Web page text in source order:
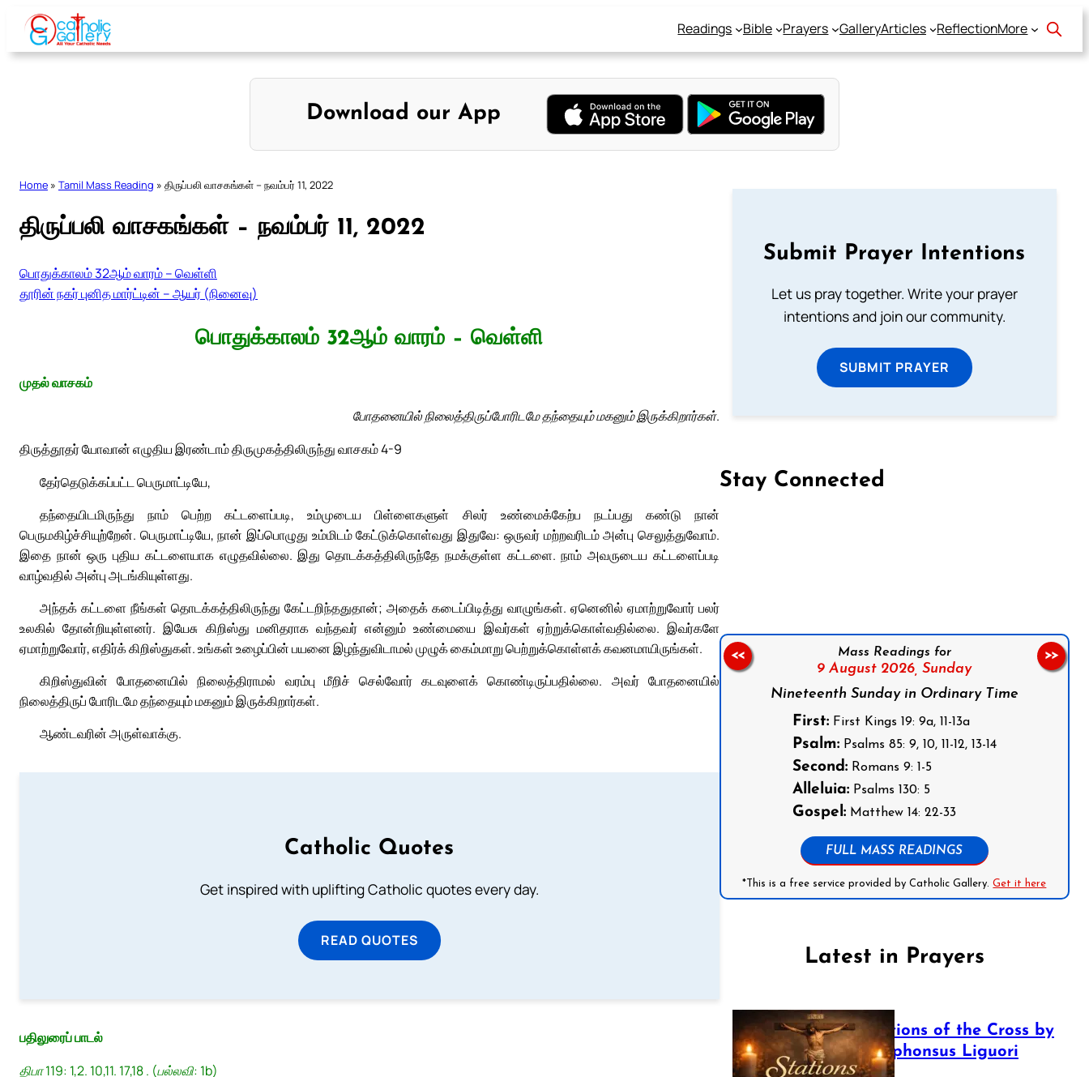
Skip
content
Readings Bible Prayers GalleryArticles ReflectionMore
Download our App
Home » Tamil Mass Reading » திருப்பலி வாசகங்கள் – நவம்பர் 11, 2022
திருப்பலி வாசகங்கள் – நவம்பர் 11, 2022
பொதுக்காலம் 32ஆம் வாரம் – வெள்ளி
தூரின் நகர் புனித மார்ட்டின் – ஆயர் (நினைவு)
பொதுக்காலம் 32ஆம் வாரம் – வெள்ளி
முதல் வாசகம்
போதனையில் நிலைத்திருப்போரிடமே தந்தையும் மகனும் இருக்கிறார்கள்.
திருத்தூதர் யோவான் எழுதிய இரண்டாம் திருமுகத்திலிருந்து வாசகம் 4-9
தேர்தெடுக்கப்பட்ட பெருமாட்டியே,
தந்தையிடமிருந்து நாம் பெற்ற கட்டளைப்படி, உம்முடைய பிள்ளைகளுள் சிலர் உண்மைக்கேற்ப நடப்பது கண்டு நான்
பெருமகிழ்ச்சியுற்றேன். பெருமாட்டியே, நான் இப்பொழுது உம்மிடம் கேட்டுக்கொள்வது இதுவே: ஒருவர் மற்றவரிடம் அன்பு செலுத்துவோம்.
இதை நான் ஒரு புதிய கட்டளையாக எழுதவில்லை. இது தொடக்கத்திலிருந்தே நமக்குள்ள கட்டளை. நாம் அவருடைய கட்டளைப்படி
வாழ்வதில் அன்பு அடங்கியுள்ளது.
அந்தக் கட்டளை நீங்கள் தொடக்கத்திலிருந்து கேட்டறிந்ததுதான்; அதைக் கடைப்பிடித்து வாழுங்கள். ஏனெனில் ஏமாற்றுவோர் பலர்
உலகில் தோன்றியுள்ளனர். இயேசு கிறிஸ்து மனிதராக வந்தவர் என்னும் உண்மையை இவர்கள் ஏற்றுக்கொள்வதில்லை. இவர்களே
ஏமாற்றுவோர், எதிர்க் கிறிஸ்துகள். உங்கள் உழைப்பின் பயனை இழந்துவிடாமல் முழுக் கைம்மாறு பெற்றுக்கொள்ளக் கவனமாயிருங்கள்.
கிறிஸ்துவின் போதனையில் நிலைத்திராமல் வரம்பு மீறிச் செல்வோர் கடவுளைக் கொண்டிருப்பதில்லை. அவர் போதனையில்
நிலைத்திருப் போரிடமே தந்தையும் மகனும் இருக்கிறார்கள்.
ஆண்டவரின் அருள்வாக்கு.
Catholic Quotes
Get inspired with uplifting Catholic quotes every day.
READ QUOTES
பதிலுரைப் பாடல்
திபா 119: 1,2. 10,11. 17,18 . (பல்லவி: 1b)
Submit Prayer Intentions
Let us pray together. Write your prayer
intentions and join our community.
SUBMIT PRAYER
Stay Connected
Follow us on Facebook
Mass Readings for
9 August 2026, Sunday
Nineteenth Sunday in Ordinary Time
First:First Kings 19: 9a, 11-13a
Psalm:Psalms 85: 9, 10, 11-12, 13-14
Second:Romans 9: 1-5
Alleluia:Psalms 130: 5
Gospel:Matthew 14: 22-33
FULL MASS READINGS
*This is a free service provided by Catholic Gallery.Get it here
<< >>
Latest in Prayers
The Stations of the Cross by
Saint Alphonsus Liguori